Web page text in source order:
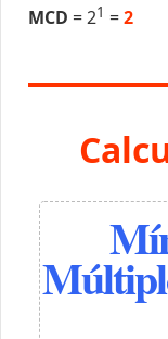
MCD = 21 =2